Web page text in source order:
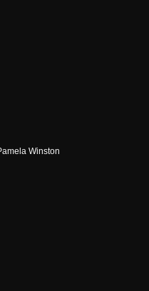
Winston